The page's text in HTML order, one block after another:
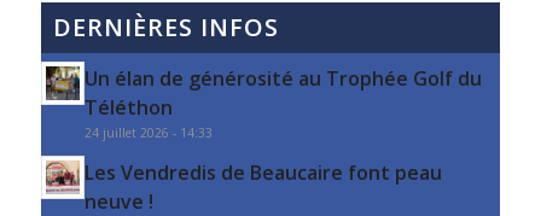
DERNIÈRES INFOS
Un élan de générosité au Trophée Golf du
Téléthon
24 juillet 2026 - 14:33
Les Vendredis de Beaucaire font peau
neuve !